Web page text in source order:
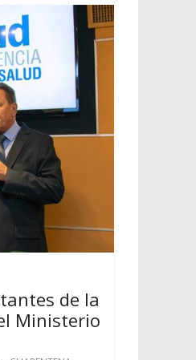
de la
Ministerio